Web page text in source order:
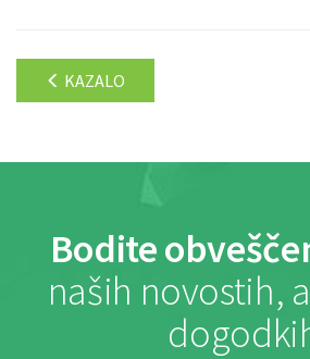
KAZALO
Bodite
naših novostih,